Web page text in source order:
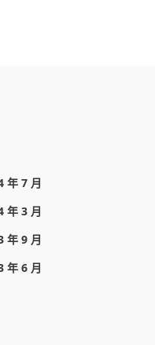
年 7 月
年 3 月
年 9 月
年 6 月